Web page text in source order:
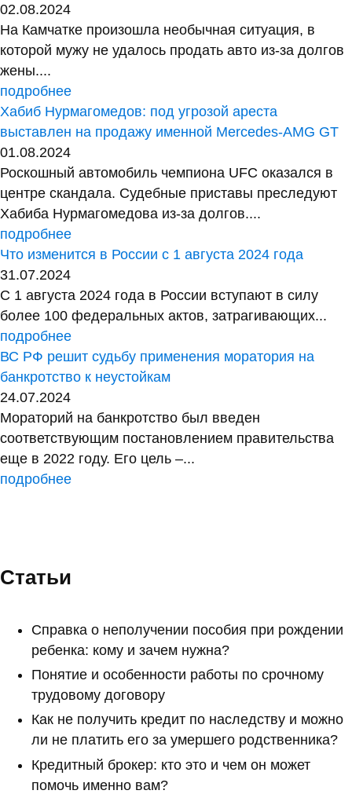
02.08.2024
На Камчатке произошла необычная ситуация, в
которой мужу не удалось продать авто из-за долгов
жены....
подробнее
Хабиб Нурмагомедов: под угрозой ареста
выставлен на продажу именной Mercedes-AMG GT
01.08.2024
Роскошный автомобиль чемпиона UFC оказался в
центре скандала. Судебные приставы преследуют
Хабиба Нурмагомедова из-за долгов....
подробнее
Что изменится в России с 1 августа 2024 года
31.07.2024
С 1 августа 2024 года в России вступают в силу
более 100 федеральных актов, затрагивающих...
подробнее
ВС РФ решит судьбу применения моратория на
банкротство к неустойкам
24.07.2024
Мораторий на банкротство был введен
соответствующим постановлением правительства
еще в 2022 году. Его цель –...
подробнее
Статьи
Справка о неполучении пособия при рождении
ребенка: кому и зачем нужна?
Понятие и особенности работы по срочному
трудовому договору
Как не получить кредит по наследству и можно
ли не платить его за умершего родственника?
Кредитный брокер: кто это и чем он может
помочь именно вам?